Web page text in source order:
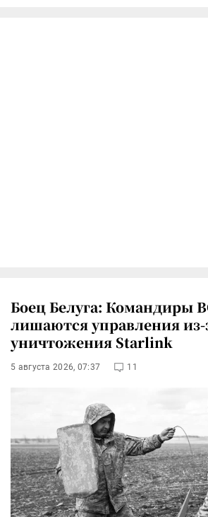
Боец Белуга: Командиры
лишаются управления из-
уничтожения Starlink
5 августа 2026, 07:37 11